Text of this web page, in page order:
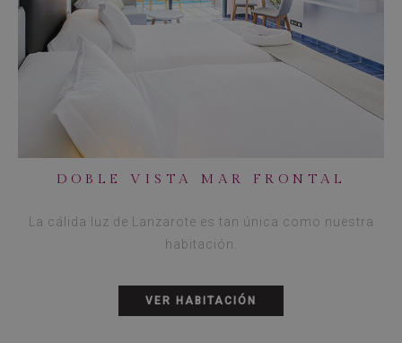
DOBLE VISTA MAR FRONTAL
La cálida luz de Lanzarote es tan única como nuestra
habitación.
VER HABITACIÓN